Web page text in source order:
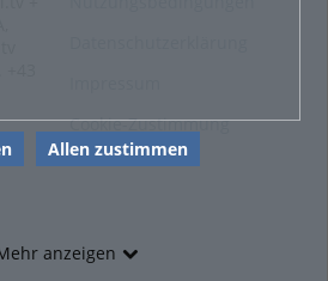
Allen zustimmen
anzeigen
Cookie-Zustimmung